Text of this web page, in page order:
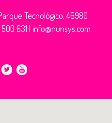
Tecnológico. 46980
631 | info@nunsys.com